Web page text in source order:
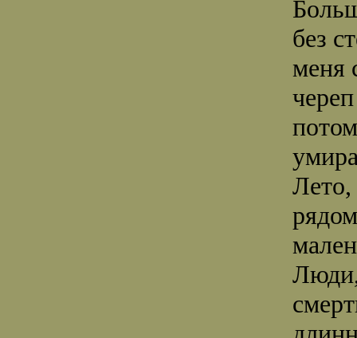
без
меня
Лето,